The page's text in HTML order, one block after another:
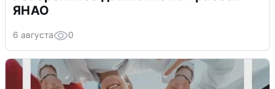
ЯНАО
6 августа 0